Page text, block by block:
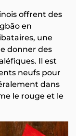
offrent des
en
une
donner des
Il est
neufs pour
dans
le rouge et le